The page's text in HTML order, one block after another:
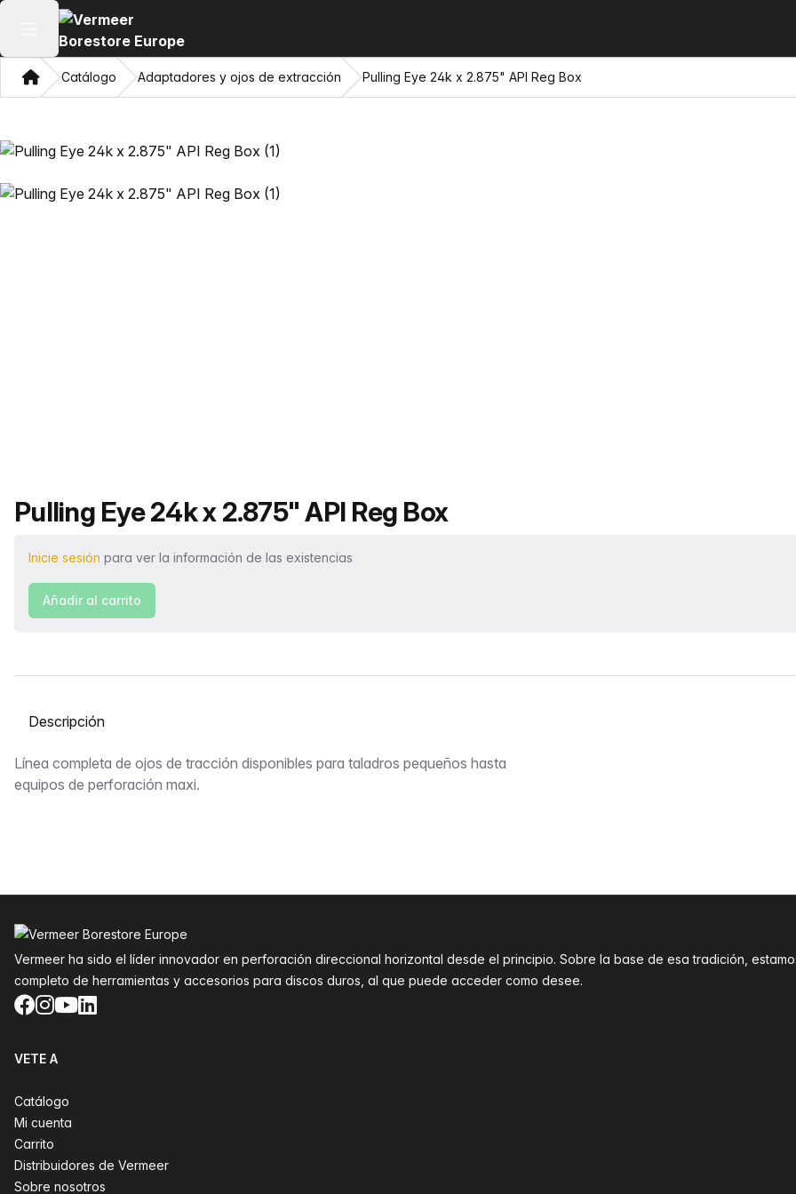
Abrir menú principal
HogarCatálogo Adaptadores y ojos de extracción Pulling Eye 24k x 2.875" API Reg Box
Nombre del producto
Pulling Eye 24k x 2.875" API Reg Box
Inicie sesión para ver la información de las existencias
Añadir al carrito
Seleccione una pestaña
Descripción
Línea completa de ojos de tracción disponibles para taladros pequeños hasta
equipos de perforación maxi.
Vermeer ha sido el líder innovador en perforación direccional horizontal desde el principio. Sobre la base de esa tradición,
completo de herramientas y accesorios para discos duros, al que puede acceder como desee.
Facebook
Instagram
YouTube
LinkedIn
VETE A
Catálogo
Mi cuenta
Carrito
Distribuidores de Vermeer
Sobre nosotros